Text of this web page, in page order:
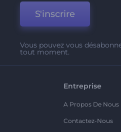
S'inscrire
Vous pouvez vous
tout moment.
Entreprise
A Propos De Nous
Contactez-Nous